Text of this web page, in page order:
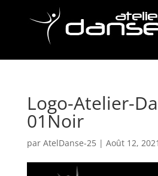
Logo-Atelier-
01Noir
par AtelDanse-25| Août 12, 2021